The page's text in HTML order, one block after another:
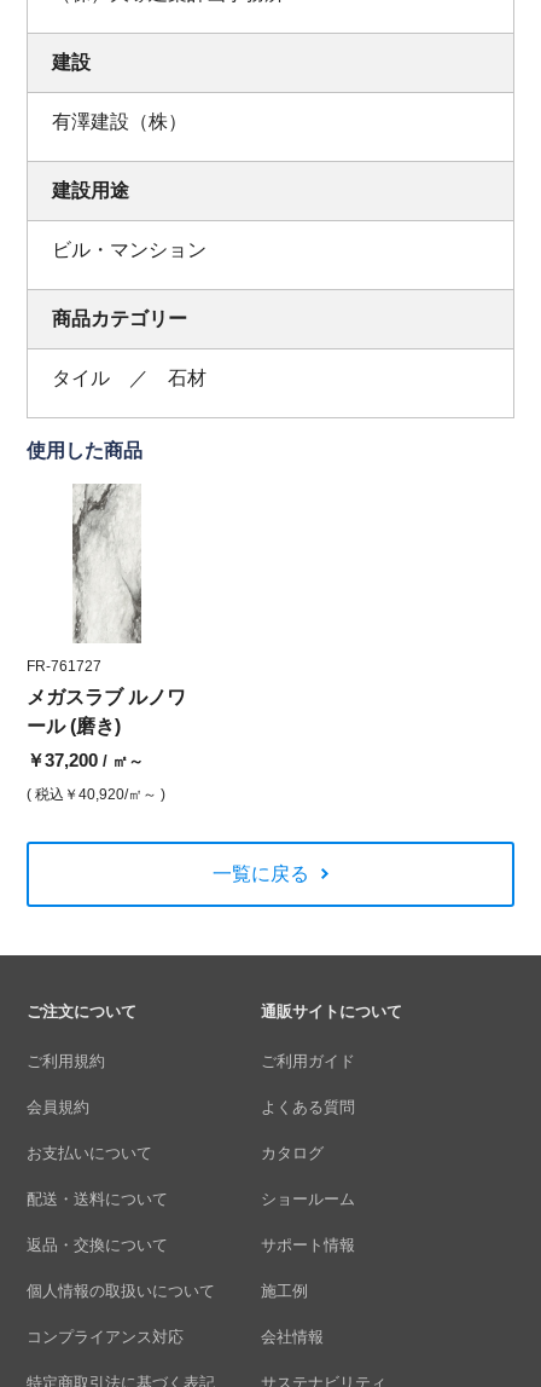
建設
有澤建設（株）
建設用途
ビル・マンション
商品カテゴリー
タイル ／ 石材
使用した商品
FR-761727
メガスラブ ルノワ
ール (磨き)
￥37,200/ ㎡～
( 税込 ￥40,920/㎡～ )
一覧に戻る
ご注文について
ご利用規約
会員規約
お支払いについて
配送・送料について
返品・交換について
個人情報の取扱いについて
コンプライアンス対応
特定商取引法に基づく表記
通販サイトについて
ご利用ガイド
よくある質問
カタログ
ショールーム
サポート情報
施工例
会社情報
サステナビリティ